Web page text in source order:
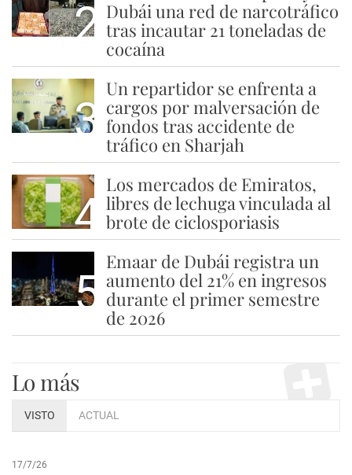
2 Dubái una red de narcotráfico
tras incautar 21 toneladas de
cocaína
3
Un repartidor se enfrenta a
cargos por malversación de
fondos tras accidente de
tráfico en Sharjah
4
Los mercados de Emiratos,
libres de lechuga vinculada al
brote de ciclosporiasis
5
Emaar de Dubái registra un
aumento del 21% en ingresos
durante el primer semestre
de 2026
Lo más
VISTO ACTUAL
17/7/26